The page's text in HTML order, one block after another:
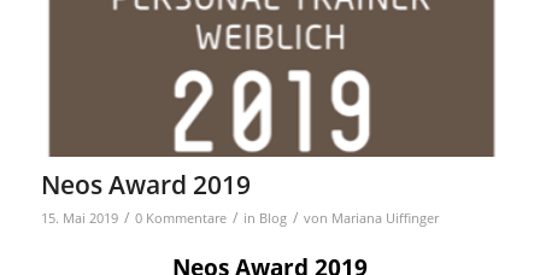
Neos Award 2019
15. Mai 2019 / 0 Kommentare / in Blog / von Mariana Uiffinger
Neos Award 2019